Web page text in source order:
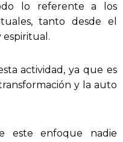
lo referente a los
tanto desde el
espiritual.
actividad, ya que es
y la auto
este enfoque nadie